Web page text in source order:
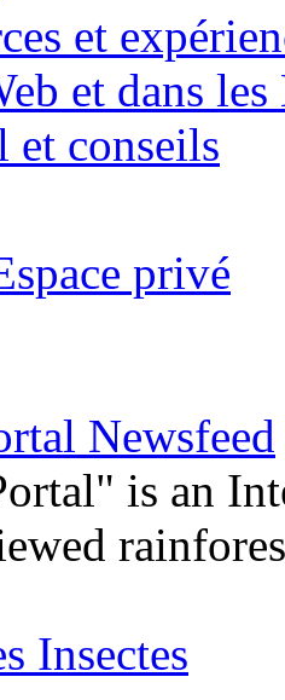
et
et dans
et conseils
privé
Newsfeed
is an
Insectes